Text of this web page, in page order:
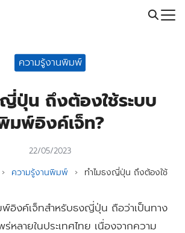
Call: 064-246-5614 | Line: @thaiprintshop
ความรู้งานพิมพ์
ปุ่น ถึงต้องใช้ระบบ
มพ์อิงค์เจ็ท?
22/05/2023
› ความรู้งานพิมพ์ › ทำไมธงญี่ปุ่น ถึงต้องใช้
พ์อิงค์เจ็ทสำหรับธงญี่ปุ่น ถือว่าเป็นทาง
หลายในประเทศไทย เนื่องจากความ